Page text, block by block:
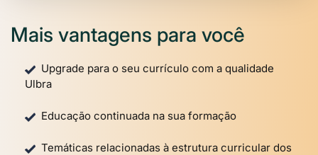
Mais vantagens para você
Upgrade para o seu currículo com a qualidade
Ulbra
Educação continuada na sua formação
Temáticas relacionadas à estrutura curricular dos